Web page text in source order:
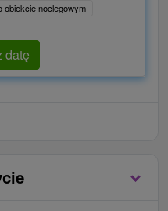
obiekcie noclegowym
datę